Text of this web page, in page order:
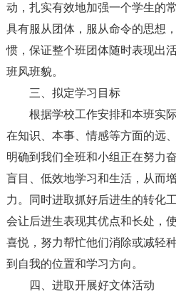
动，扎实有效地加强一个学生的
具有服从团体，服从命令的思想
惯，保证整个班团体随时表现出
班风班貌。
三、拟定学习目标
根据学校工作安排和本班实
在知识、本事、情感等方面的远
明确到我们全班和小组正在努力
盲目、低效地学习和生活，从而
力。同时进取抓好后进生的转化
会让后进生表现其优点和长处，
喜悦，努力帮忙他们消除或减轻
到自我的位置和学习方向。
四、进取开展好文体活动